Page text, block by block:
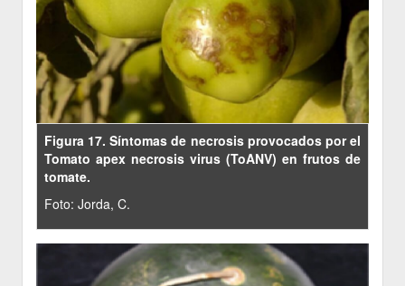
Figura 17. Síntomas de necrosis provocados por el
Tomato apex necrosis virus (ToANV) en frutos de
tomate.
Foto: Jorda, C.